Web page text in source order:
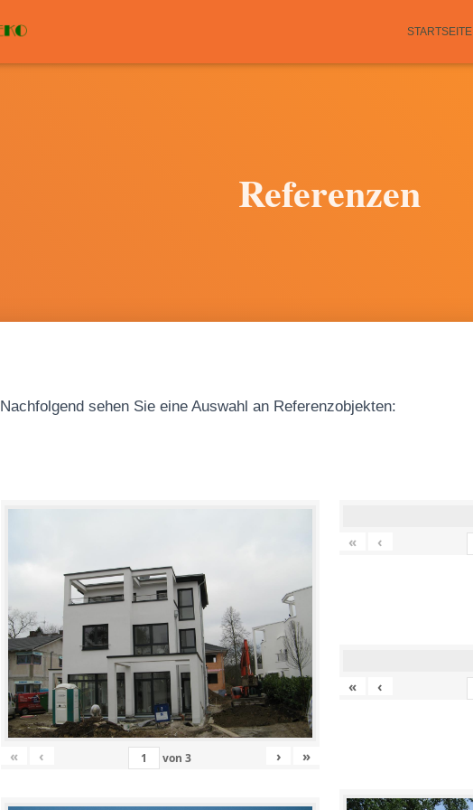
STARTSEITE
Referenzen
Nachfolgend sehen Sie eine Auswahl an Referenzobjekten:
« ‹ von3 › »
« ‹
« ‹